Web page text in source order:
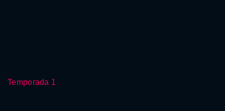
Temporada 1